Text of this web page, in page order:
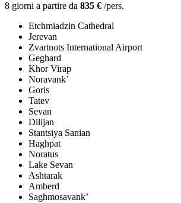
8 giorni a partire da 835 € /pers.
Etchmiadzin Cathedral
Jerevan
Zvartnots International Airport
Geghard
Khor Virap
Noravank’
Goris
Tatev
Sevan
Dilijan
Stantsiya Sanian
Haghpat
Noratus
Lake Sevan
Ashtarak
Amberd
Saghmosavank’